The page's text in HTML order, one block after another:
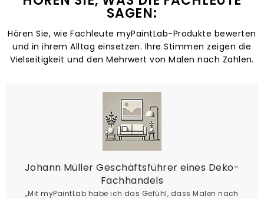
SAGEN:
Hören Sie, wie Fachleute myPaintLab-Produkte bewerten
und in ihrem Alltag einsetzen. Ihre Stimmen zeigen die
Vielseitigkeit und den Mehrwert von Malen nach Zahlen.
Johann Müller Geschäftsführer eines Deko-
Fachhandels
„Mit myPaintLab habe ich das Gefühl, dass Malen nach